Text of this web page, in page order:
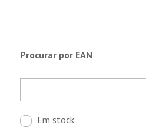
Procurar por EAN
Em stock